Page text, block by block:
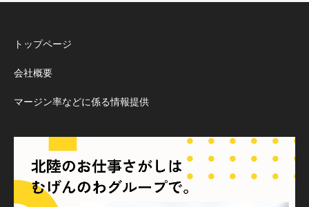
トップページ
会社概要
マージン率などに係る情報提供